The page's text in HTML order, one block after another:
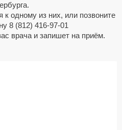
одному из них, или позвоните
8 (812) 416-97-01
врача и запишет на приём.